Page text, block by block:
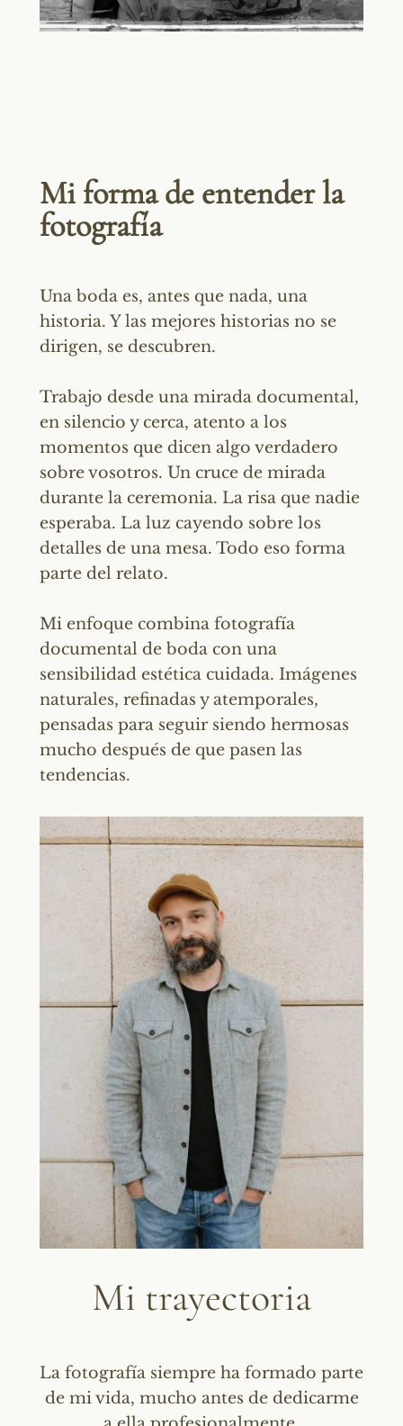
Mi forma de entender la
fotografía
Una boda es, antes que nada, una
historia. Y las mejores historias no se
dirigen, se descubren.
Trabajo desde una mirada documental,
en silencio y cerca, atento a los
momentos que dicen algo verdadero
sobre vosotros. Un cruce de mirada
durante la ceremonia. La risa que nadie
esperaba. La luz cayendo sobre los
detalles de una mesa. Todo eso forma
parte del relato.
Mi enfoque combina fotografía
documental de boda con una
sensibilidad estética cuidada. Imágenes
naturales, refinadas y atemporales,
pensadas para seguir siendo hermosas
mucho después de que pasen las
tendencias.
Mi trayectoria
La fotografía siempre ha formado parte
de mi vida, mucho antes de dedicarme